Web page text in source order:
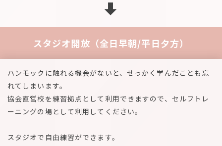
スタジオ開放（全日早朝/平日夕方）
ハンモックに触れる機会がないと、せっかく学んだことも忘
れてしまいます。
協会直営校を練習拠点として利用できますので、セルフトレ
ーニングの場として利用してください。
スタジオで自由練習ができます。